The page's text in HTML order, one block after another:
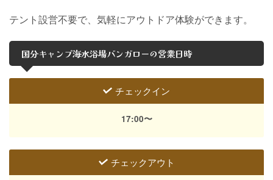
テント設営不要で、気軽にアウトドア体験ができます。
国分キャンプ海水浴場バンガローの営業日時
チェックイン
17:00〜
チェックアウト